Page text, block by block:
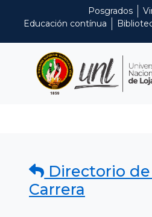
Posgrados
Educación contínua
Directorio
Carrera